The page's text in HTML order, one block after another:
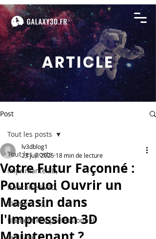
ARTICLE
Post
Tout les posts
imprimante 3D,
franchise LV3D,
filament 3d,
filament PLA professionnel
outillage
Tout les posts
Votre Futur Façonné :
Pourquoi Ouvrir un
Magasin dans
l'Impression 3D
lv3dblog1
23 juil. 2025 18 min de lecture